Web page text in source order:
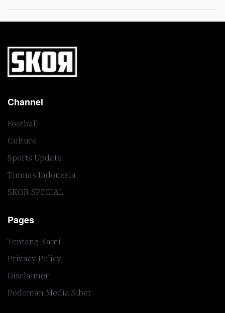
Channel
Football
Culture
Sports Update
Timnas Indonesia
SKOR SPECIAL
Pages
Tentang Kami
Privacy Policy
Disclaimer
Pedoman Media Siber